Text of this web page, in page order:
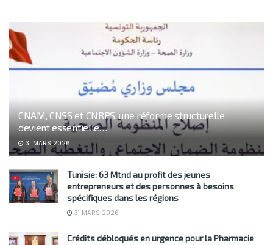
CNAM, CNSS et CNRPS: une réforme structurelle
devient essentielle…
31 MARS 2026
Tunisie: 63 Mtnd au profit des jeunes
entrepreneurs et des personnes à besoins
spécifiques dans les régions
31 MARS 2026
Crédits débloqués en urgence pour la Pharmacie